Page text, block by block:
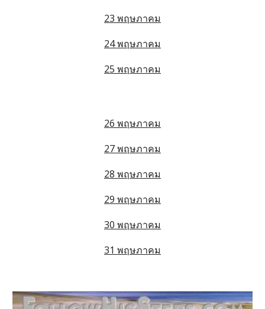
23 พฤษภาคม
24 พฤษภาคม
25 พฤษภาคม
26 พฤษภาคม
27 พฤษภาคม
28 พฤษภาคม
29 พฤษภาคม
30 พฤษภาคม
31 พฤษภาคม